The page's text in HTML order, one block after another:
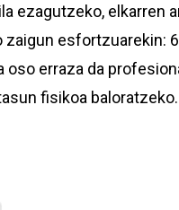
ezagutzeko, elkarren
esfortzuarekin:
oso erraza da
fisikoa baloratzeko.